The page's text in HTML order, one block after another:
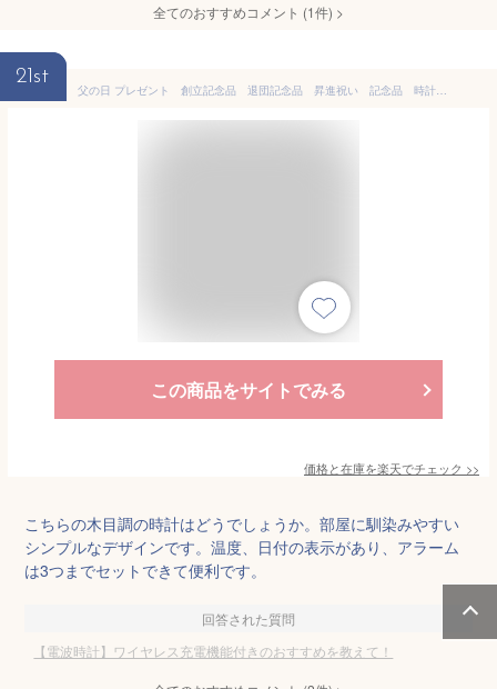
全てのおすすめコメント (1件) >
21st
父の日 プレゼント 創立記念品 退団記念品 昇進祝い 記念品 時計 電波時計 日めくり 名入れ 名前入り 名入れ ワイヤレス充電機能付きクロック UV 送料無料
この商品をサイトでみる
価格と在庫を楽天でチェック >>
こちらの木目調の時計はどうでしょうか。部屋に馴染みやすい
シンプルなデザインです。温度、日付の表示があり、アラーム
は3つまでセットできて便利です。
回答された質問
【電波時計】ワイヤレス充電機能付きのおすすめを教えて！